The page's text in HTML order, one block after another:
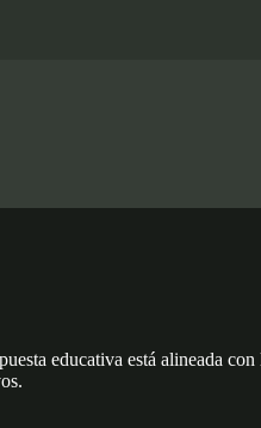
educativa está alineada